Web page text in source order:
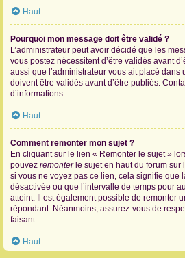
Haut
Pourquoi mon message doit être validé ?
L’administrateur peut avoir décidé que les
vous postez nécessitent d’être validés avant
aussi que l’administrateur vous ait placé
doivent être validés avant d’être publiés.
d’informations.
Haut
Comment remonter mon sujet ?
En cliquant sur le lien « Remonter le sujet »
pouvez remonterle sujet en haut du forum sur
si vous ne voyez pas ce lien, cela signifie que
désactivée ou que l’intervalle de temps pour
atteint. Il est également possible de remonter
répondant. Néanmoins, assurez-vous de
faisant.
Haut